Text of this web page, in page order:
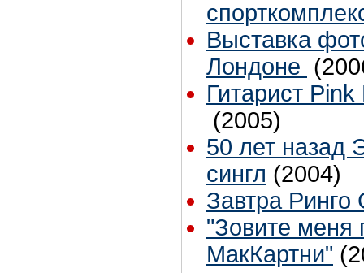
Выставка
Лондоне
Гитарист
(2005)
50 лет назад
сингл (2004)
Завтра Ринго
"Зовите меня
МакКартни"